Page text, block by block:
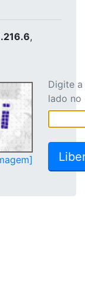
,
Digite
lado no